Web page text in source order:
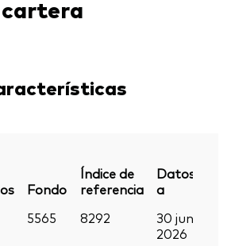
Fondo
Índice de
referencia
Datos
a
5565 8292
30 jun
2026